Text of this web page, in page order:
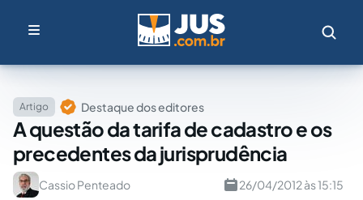
Artigo Destaque dos editores
A questão da tarifa de cadastro e os
precedentes da jurisprudência
Cassio Penteado 26/04/2012 às 15:15